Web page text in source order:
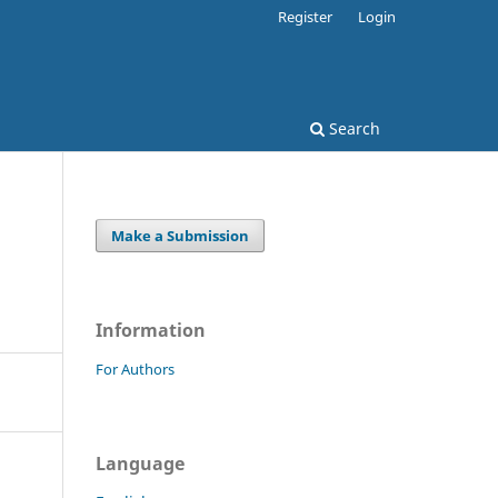
Search
Register Login
Make a Submission
Information
For Authors
Language